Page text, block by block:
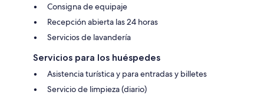
Consigna de equipaje
Recepción abierta las 24 horas
Servicios de lavandería
Servicios para los huéspedes
Asistencia turística y para entradas y billetes
Servicio de limpieza (diario)